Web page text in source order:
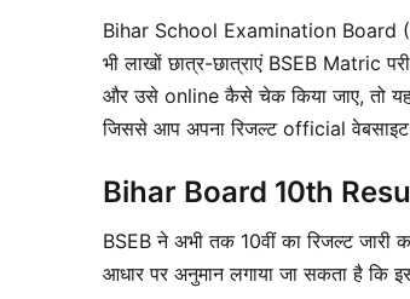
Bihar School Examination Board
भी लाखों छात्र-छात्राएं BSEB Matric
और उसे online कैसे चेक किया जाए, तो
जिससे आप अपना रिजल्ट official
Bihar Board 10th
BSEB ने अभी तक 10वीं का रिजल्ट
आधार पर अनुमान लगाया जा सकता है